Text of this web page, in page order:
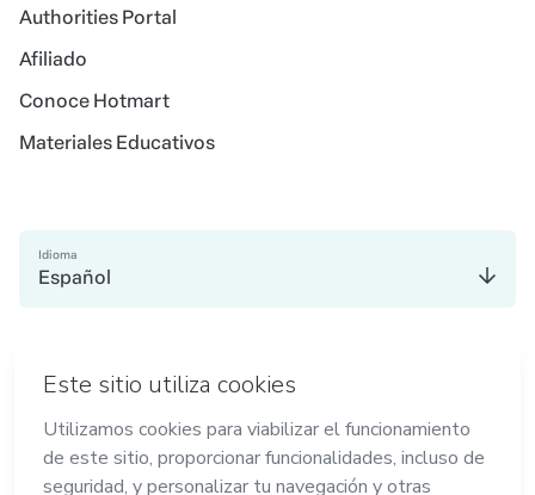
Authorities Portal
Afiliado
Conoce Hotmart
Materiales Educativos
Idioma
Español
Hecho con
en Belo Horizonte
en Madrid